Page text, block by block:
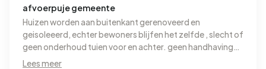
afvoerpuje gemeente
Huizen worden aan buitenkant gerenoveerd en
geisoleeerd, echter bewoners blijfen het zelfde , slecht of
geen onderhoud tuien voor en achter. geen handhaving
afval
Lees meer